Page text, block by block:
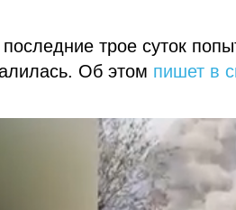
трое суток
Об этом пишет в